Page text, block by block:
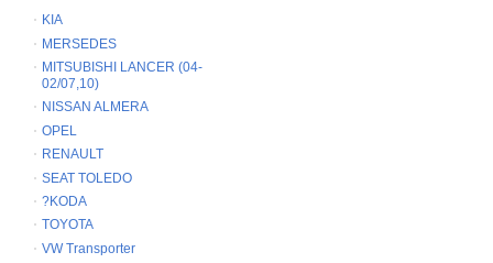
KIA
MERSEDES
MITSUBISHI LANCER (04-
02/07,10)
NISSAN ALMERA
OPEL
RENAULT
SEAT TOLEDO
?KODA
TOYOTA
VW Transporter